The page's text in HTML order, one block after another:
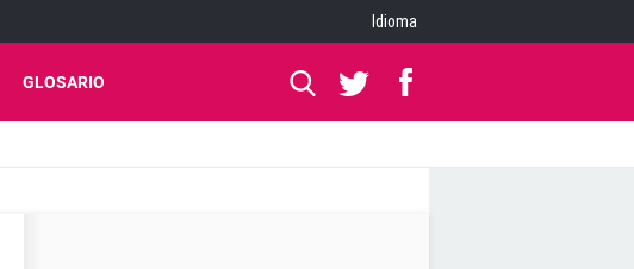
Idioma
GLOSARIO